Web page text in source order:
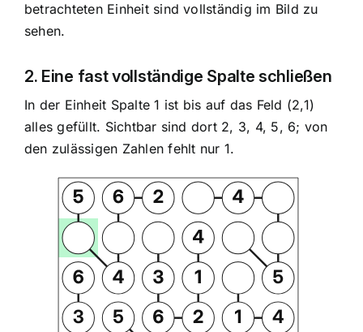
betrachteten Einheit sind vollständig im Bild zu
sehen.
2. Eine fast vollständige Spalte schließen
In der Einheit Spalte 1 ist bis auf das Feld (2,1)
alles gefüllt. Sichtbar sind dort 2, 3, 4, 5, 6; von
den zulässigen Zahlen fehlt nur 1.